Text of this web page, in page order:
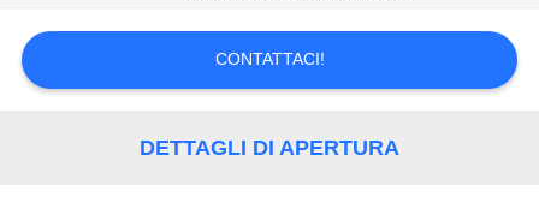
MAPPA
DEL
CONTATTACI!
DETTAGLI DI APERTURA